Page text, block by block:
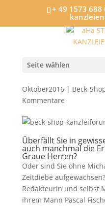
+ 49 1573 688
Seite wählen
Budras/
der Uhr
von Dr.
Oktober2016| Beck-
Kommentare
Überfällt Sie in
auch manchmal die
Graue Herren?
Oder sind Sie ohne
Zeitdiebe
Redakteurin und selbst
ihrem Mann Pascal